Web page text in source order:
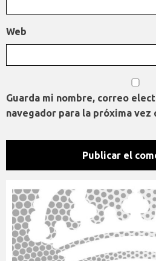
Web
Guarda mi nombre, correo
navegador para la próxima vez